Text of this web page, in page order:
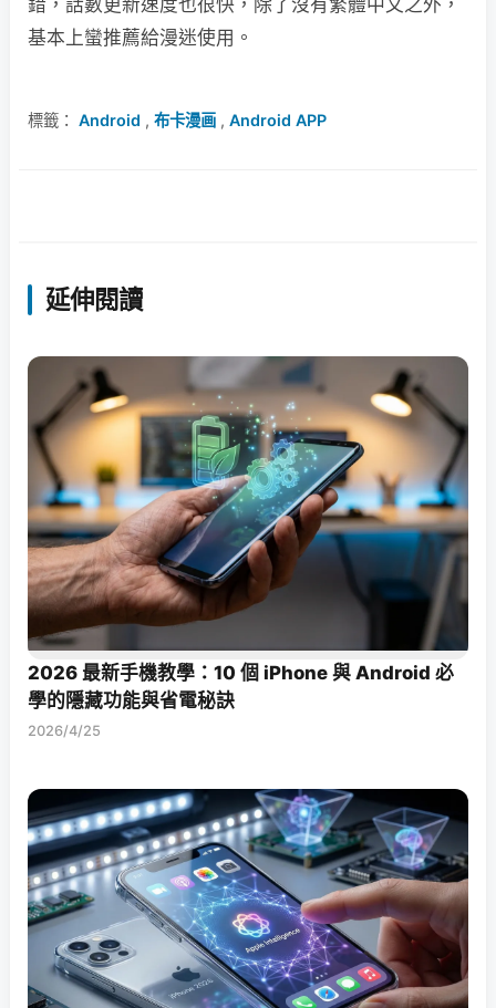
錯，話數更新速度也很快，除了沒有繁體中文之外，
基本上蠻推薦給漫迷使用。
標籤： Android , 布卡漫画 , Android APP
延伸閱讀
2026 最新手機教學：10 個 iPhone 與 Android 必
學的隱藏功能與省電秘訣
2026/4/25